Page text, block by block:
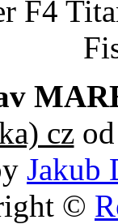
F4
czod
Jakub
©